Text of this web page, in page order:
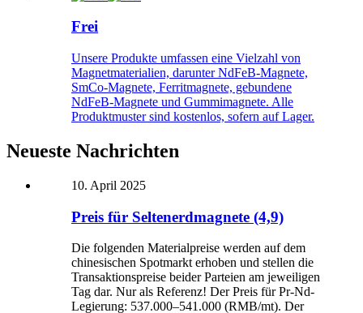
Frei
Unsere Produkte umfassen eine Vielzahl von
Magnetmaterialien, darunter NdFeB-Magnete,
SmCo-Magnete, Ferritmagnete, gebundene
NdFeB-Magnete und Gummimagnete. Alle
Produktmuster sind kostenlos, sofern auf Lager.
Neueste Nachrichten
10. April 2025
Preis für Seltenerdmagnete (4,9)
Die folgenden Materialpreise werden auf dem
chinesischen Spotmarkt erhoben und stellen die
Transaktionspreise beider Parteien am jeweiligen
Tag dar. Nur als Referenz! Der Preis für Pr-Nd-
Legierung: 537.000–541.000 (RMB/mt). Der